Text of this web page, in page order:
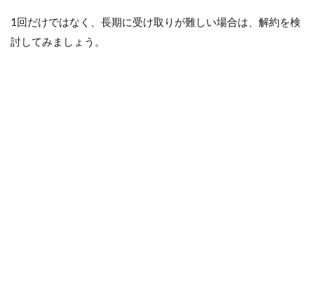
1回だけではなく、長期に受け取りが難しい場合は、解約を検
討してみましょう。